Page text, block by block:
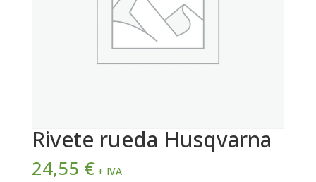
Rivete rueda Husqvarna
24,55 € + IVA